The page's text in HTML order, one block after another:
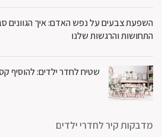
השפעת צבעים על נפש האדם: איך הגוונים
התחושות והרגשות שלנו
שטיח לחדר ילדים: להוסיף
מדבקות קיר לחדרי ילדים